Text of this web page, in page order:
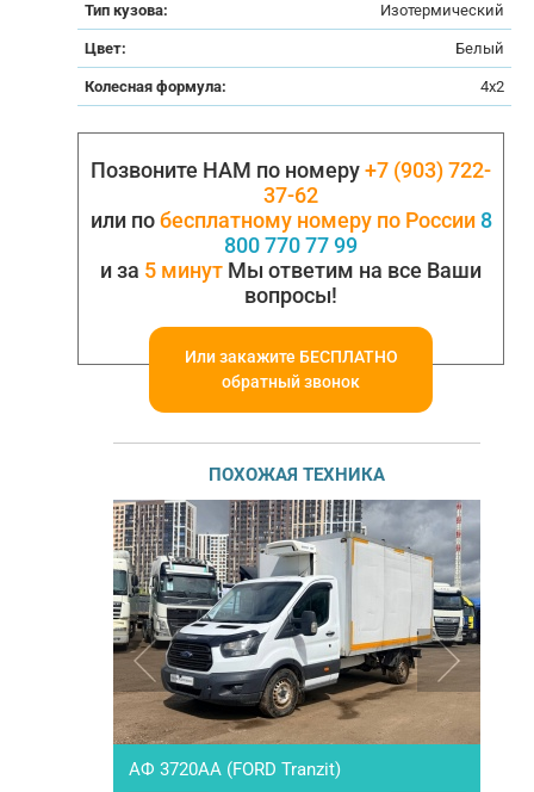
Тип кузова: Изотермический
Цвет: Белый
Колесная формула: 4x2
Позвоните НАМ по номеру+7 (903) 722-
37-62
или побесплатному номеру по России 8
800 770 77 99
и за 5 минут Мы ответим на все Ваши
вопросы!
Или закажите БЕСПЛАТНО
обратный звонок
ПОХОЖАЯ ТЕХНИКА
АФ 3720АА (FORD Tranzit)